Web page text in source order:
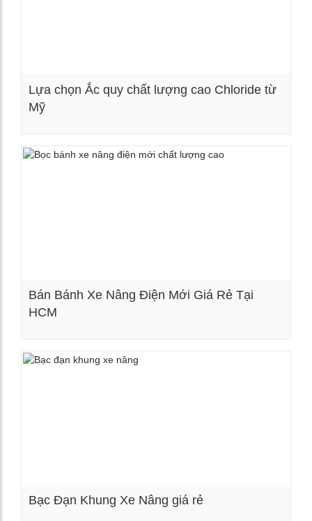
Lựa chọn Ắc quy chất lượng cao Chloride từ
Mỹ
Bán Bánh Xe Nâng Điện Mới Giá Rẻ Tại
HCM
Bạc Đạn Khung Xe Nâng giá rẻ